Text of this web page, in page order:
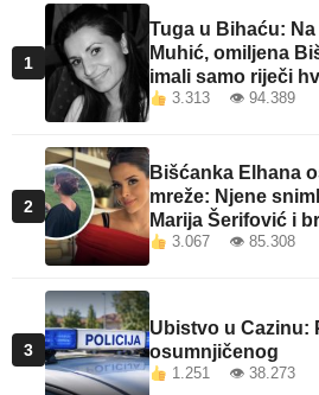
1
Tuga u Bihaću:
Muhić, omiljena
imali samo riječi
3.313 👁 94.389
2
Bišćanka Elhana
mreže: Njene
Marija Šerifović i
3.067 👁 85.308
3
Ubistvo u Cazinu:
osumnjičenog
1.251 👁 38.273